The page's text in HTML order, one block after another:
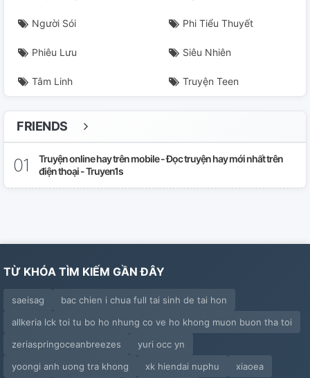
Người Sói Phi Tiểu Thuyết
Phiêu Lưu Siêu Nhiên
Tâm Linh Truyện Teen
FRIENDS
Truyện online hay trên mobile - Đọc truyện hay mới nhất trên
điện thoại - Truyen1s
TỪ KHÓA TÌM KIẾM GẦN ĐÂY
saeisag
bac chien i chua full tai sinh de tai hon
allkeria lck toi tu bo ho nhung co ve ho khong muon buon tha toi
zeriaspringoceanbreezes
yuri occ yn
yoongi anh uong tra khong
xk hiendai nuphu xiaoea